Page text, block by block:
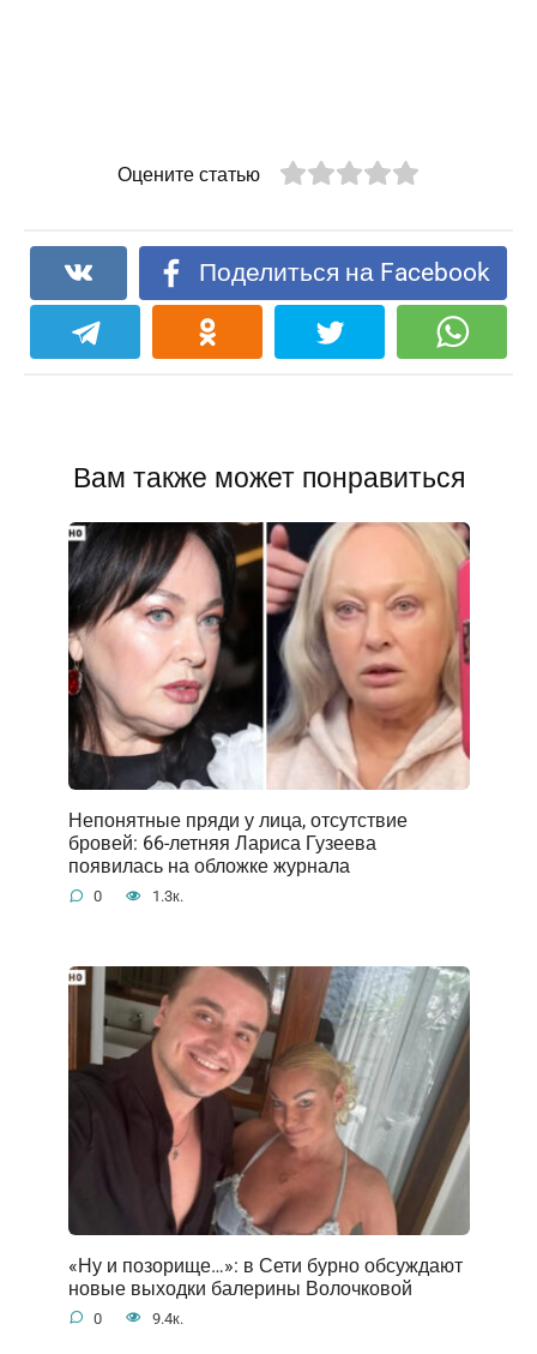
Оцените статью
Поделиться на Facebook
Вам также может понравиться
Непонятные пряди у лица, отсутствие
бровей: 66-летняя Лариса Гузеева
появилась на обложке журнала
0 1.3к.
«Ну и позорище…»: в Сети бурно обсуждают
новые выходки балерины Волочковой
0 9.4к.